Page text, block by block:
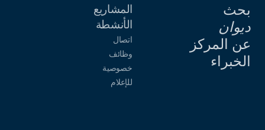
بحث
ديوان
عن المركز
الخبراء
المشاريع
الأنشطة
اتصال
وظائف
خصوصية
للإعلام